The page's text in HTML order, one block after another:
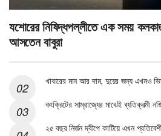
যশোরের নিষিদ্ধপল্লীতে এক সময়
আসতেন বাবুরা
খাবারের মান আর দাম, দুয়ের জন্য এখনও
কংক্রিটের সাম্রাজ্যের মাঝেই ব্যতিক্রমী
২৫ বছর নির্জন দ্বীপে কাটিয়ে এখন